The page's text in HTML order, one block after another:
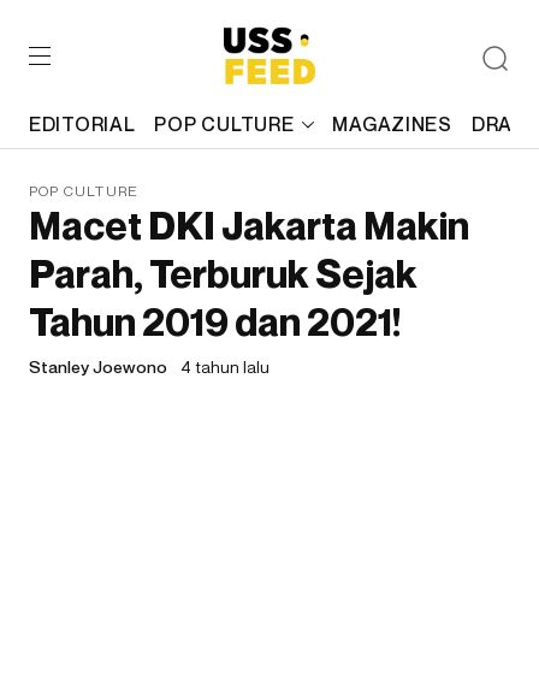
EDITORIAL POP CULTURE MAGAZINES
POP CULTURE
Macet DKI Jakarta Makin
Parah, Terburuk Sejak
Tahun 2019 dan 2021!
Stanley Joewono 4 tahun lalu